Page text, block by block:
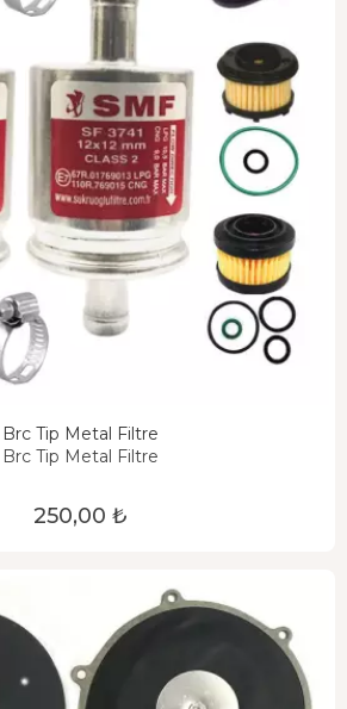
Brc Tip Metal Filtre
Brc Tip Metal Filtre
250,00 ₺